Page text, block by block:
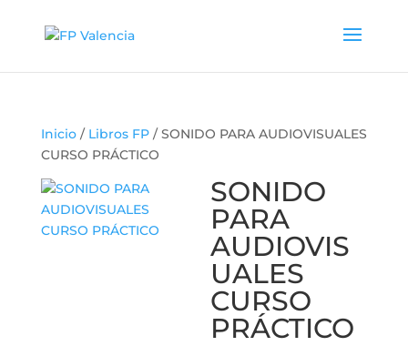
Inicio/ Libros FP/ SONIDO PARA AUDIOVISUALES
CURSO PRÁCTICO
SONIDO
PARA
AUDIOVIS
UALES
CURSO
PRÁCTICO